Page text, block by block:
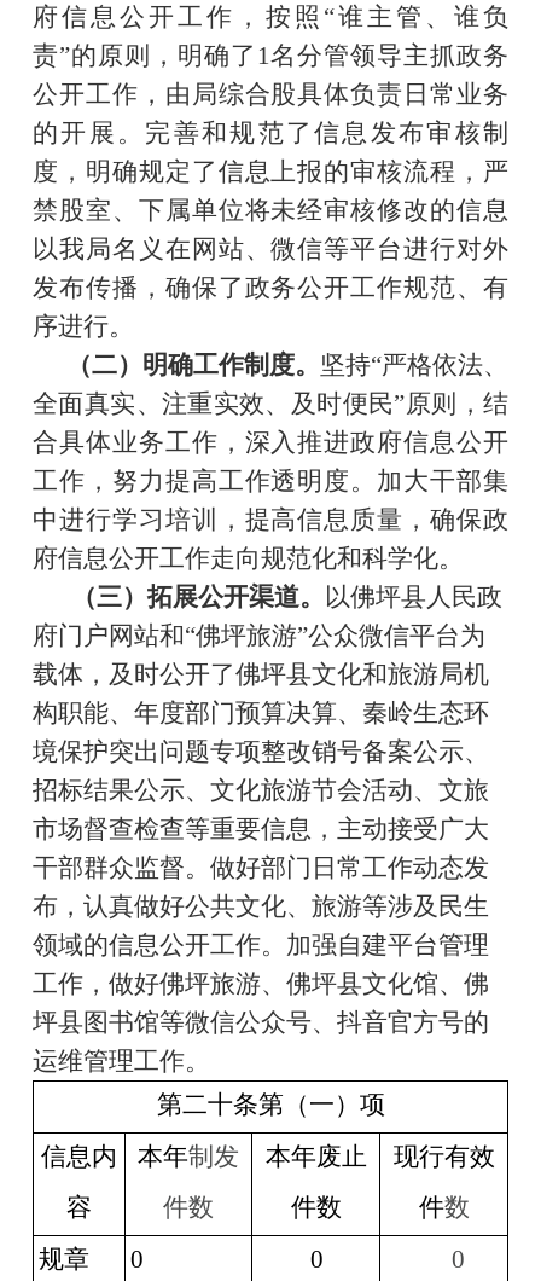
府信息公开工作，按照 “谁主管、谁负
责”的原则，明确了1名分管领导主抓政务
公开工作，由局综合股具体负责日常业务
的开展。完善和规范了信息发布审核制
度，明确规定了信息上报的审核流程，严
禁股室、下属单位将未经审核修改的信息
以我局名义在网站、微信等平台进行对外
发布传播，确保了政务公开工作规范、有
序进行。
（二）明确工作制度。 坚持“严格依法、
全面真实、注重实效、及时便民”原则，结
合具体业务工作，深入推进政府信息公开
工作，努力提高工作透明度。加大干部集
中进行学习培训，提高信息质量，确保政
府信息公开工作走向规范化和科学化。
（三）拓展公开渠道。
以佛坪县人民政
府门户网站和“佛坪旅游”公众微信平台为
载体，及时公开了佛坪县文化和旅游局机
构职能、年度部门预算决算、秦岭生态环
境保护突出问题专项整改销号备案公示、
招标结果公示、文化旅游节会活动、文旅
市场督查检查等重要信息，主动接受广大
干部群众监督。做好部门日常工作动态发
布，认真做好公共文化、旅游等涉及民生
领域的信息公开工作。加强自建平台管理
工作，做好佛坪旅游、佛坪县文化馆、佛
坪县图书馆等微信公众号、抖音官方号的
运维管理工作。
第二十条第（一）项
信息内
容
本年制发
件数
本年废止
件数
现行有效
件数
规章
0 0
0